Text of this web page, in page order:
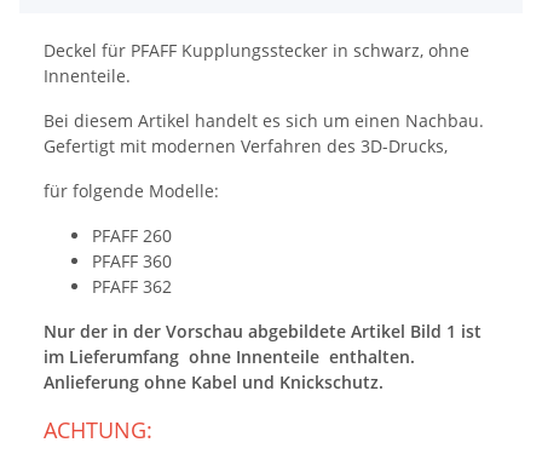
Deckel für PFAFF Kupplungsstecker in schwarz, ohne
Innenteile.
Bei diesem Artikel handelt es sich um einen Nachbau.
Gefertigt mit modernen Verfahren des 3D-Drucks,
für folgende Modelle:
PFAFF 260
PFAFF 360
PFAFF 362
Nur der in der Vorschau abgebildete Artikel Bild 1 ist
im Lieferumfang ohne Innenteile enthalten.
Anlieferung ohne Kabel und Knickschutz.
ACHTUNG: